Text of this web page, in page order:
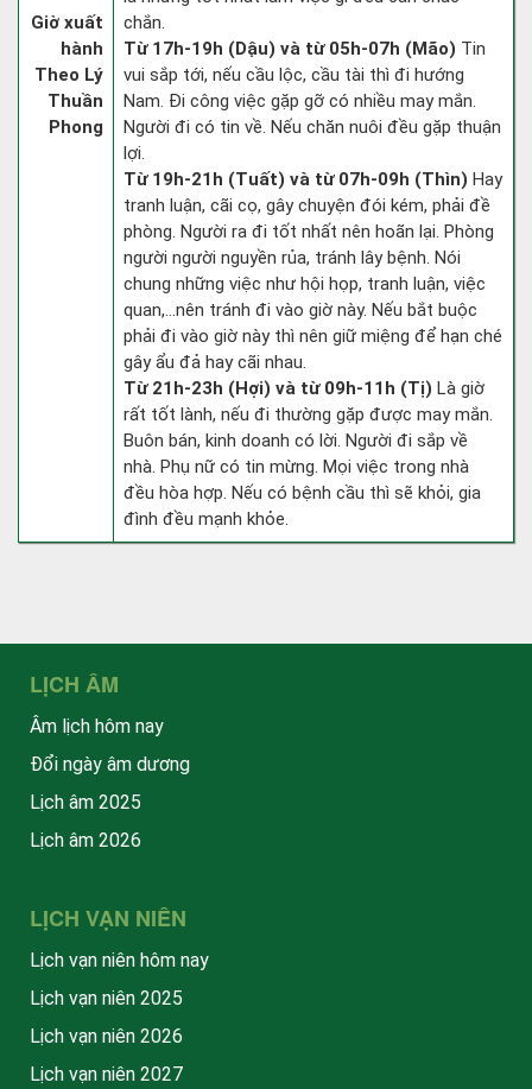
Giờ xuất
hành
Theo Lý
Thuần
Phong
chắn.
Từ 17h-19h (Dậu) và từ 05h-07h (Mão) Tin
vui sắp tới, nếu cầu lộc, cầu tài thì đi hướng
Nam. Đi công việc gặp gỡ có nhiều may mắn.
Người đi có tin về. Nếu chăn nuôi đều gặp thuận
lợi.
Từ 19h-21h (Tuất) và từ 07h-09h (Thìn) Hay
tranh luận, cãi cọ, gây chuyện đói kém, phải đề
phòng. Người ra đi tốt nhất nên hoãn lại. Phòng
người người nguyền rủa, tránh lây bệnh. Nói
chung những việc như hội họp, tranh luận, việc
quan,…nên tránh đi vào giờ này. Nếu bắt buộc
phải đi vào giờ này thì nên giữ miệng để hạn ché
gây ẩu đả hay cãi nhau.
Từ 21h-23h (Hợi) và từ 09h-11h (Tị) Là giờ
rất tốt lành, nếu đi thường gặp được may mắn.
Buôn bán, kinh doanh có lời. Người đi sắp về
nhà. Phụ nữ có tin mừng. Mọi việc trong nhà
đều hòa hợp. Nếu có bệnh cầu thì sẽ khỏi, gia
đình đều mạnh khỏe.
LỊCH ÂM
Âm lịch hôm nay
Đổi ngày âm dương
Lịch âm 2025
Lịch âm 2026
LỊCH VẠN NIÊN
Lịch vạn niên hôm nay
Lịch vạn niên 2025
Lịch vạn niên 2026
Lịch vạn niên 2027